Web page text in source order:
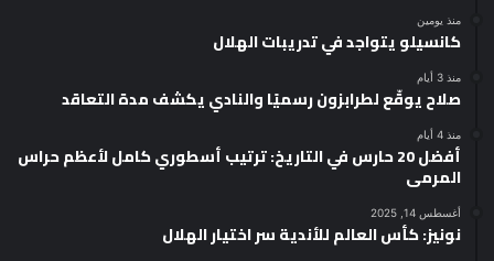
منذ يومين
كانسيلو يتواجد في تدريبات الهلال
منذ 3 أيام
صلاح يوقّع لطرابزون رسميًا والنادي يكشف مدة التعاقد
منذ 4 أيام
أفضل 20 حارس في التاريخ: ترتيب أسطوري كامل لأعظم حراس
المرمى
أغسطس 14, 2025
نونيز: كأس العالم للأندية سر اختيار الهلال